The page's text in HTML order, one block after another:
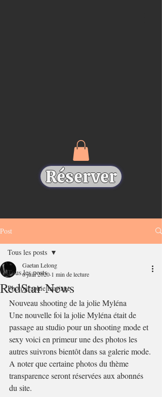
Réserver
Post
Tous les posts
Photographie mariage
Tous les posts
RedStar News
Gaetan Lelong
6 juin 2020 1 min de lecture
Nouveau shooting de la jolie Myléna
Une nouvelle foi la jolie Myléna était de
passage au studio pour un shooting mode et
sexy voici en primeur une des photos les
autres suivrons bientôt dans sa galerie mode.
A noter que certaine photos du thème
transparence seront réservées aux abonnés
du site.